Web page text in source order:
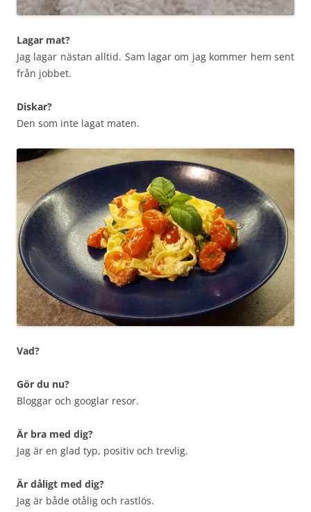
Lagar mat?
Jag lagar nästan alltid. Sam lagar om jag kommer hem sent
från jobbet.
Diskar?
Den som inte lagat maten.
Vad?
Gör du nu?
Bloggar och googlar resor.
Är bra med dig?
Jag är en glad typ, positiv och trevlig.
Är dåligt med dig?
Jag är både otålig och rastlös.